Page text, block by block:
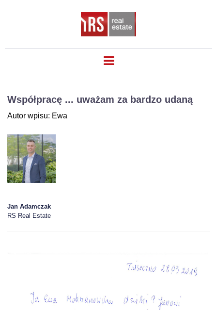
Współpracę ... uważam za bardzo udaną
Autor wpisu: Ewa
Jan Adamczak
RS Real Estate